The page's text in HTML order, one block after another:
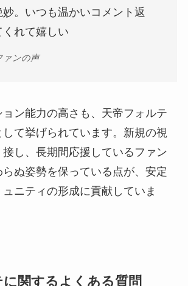
。いつも温かいコメント返
くれて嬉しい
ァンの声
ン能力の高さも、天帝フォルテ
て挙げられています。新規の視
し、長期間応援しているファン
ぬ姿勢を保っている点が、安定
ュニティの形成に貢献していま
関するよくある質問